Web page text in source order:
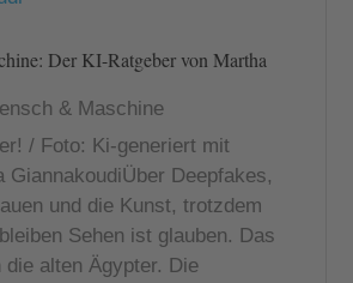
Der KI-Ratgeber von Martha
& Maschine
/ Foto: Ki-generiert mit
GiannakoudiÜber Deepfakes,
und die Kunst, trotzdem
Sehen ist glauben. Das
alten Ägypter. Die